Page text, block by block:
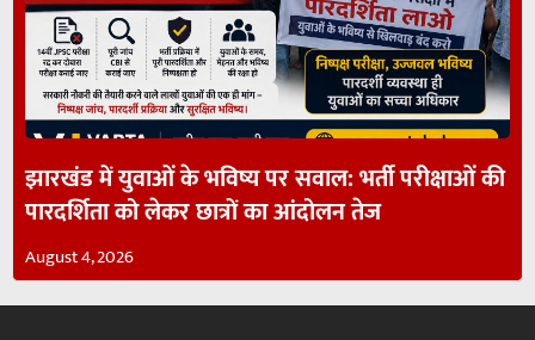
झारखंड में युवाओं के भविष्य पर सवाल: भर्ती परीक्षाओं की
पारदर्शिता को लेकर छात्रों का आंदोलन तेज
August 4, 2026